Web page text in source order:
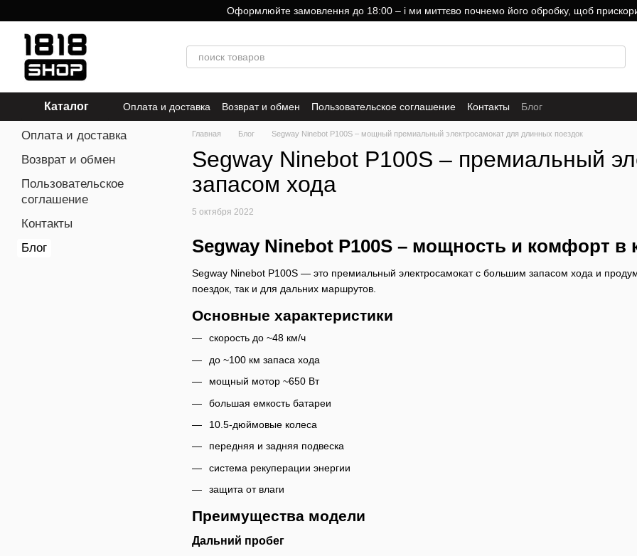
Оформлюйте замовлення до 18:00 – і ми миттєво почнемо його обробку, щоб
Каталог Оплата и доставка Возврат и обмен Пользовательское соглашение Контакты Блог
Главная Блог Segway Ninebot P100S – мощный премиальный электросамокат для длинных поездок
Segway Ninebot P100S – премиальный
запасом хода
5 октября 2022
Segway Ninebot P100S – мощность и комфорт в
Segway Ninebot P100S — это премиальный электросамокат с большим запасом хода и
поездок, так и для дальних маршрутов.
Основные характеристики
скорость до ~48 км/ч
до ~100 км запаса хода
мощный мотор ~650 Вт
большая емкость батареи
10.5-дюймовые колеса
передняя и задняя подвеска
система рекуперации энергии
защита от влаги
Преимущества модели
Дальний пробег
Оплата и доставка
Возврат и обмен
Пользовательское
соглашение
Контакты
Блог